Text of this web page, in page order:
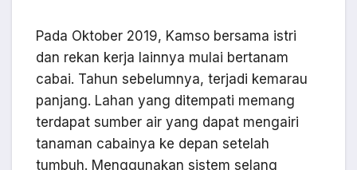
Pada Oktober 2019, Kamso bersama istri
dan rekan kerja lainnya mulai bertanam
cabai. Tahun sebelumnya, terjadi kemarau
panjang. Lahan yang ditempati memang
terdapat sumber air yang dapat mengairi
tanaman cabainya ke depan setelah
tumbuh. Menggunakan sistem selang